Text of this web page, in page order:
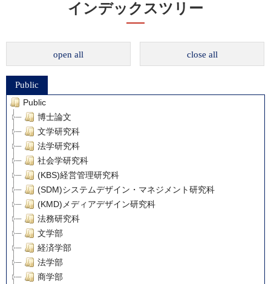
インデックスツリー
open all close all
Public
Public
博士論文
文学研究科
法学研究科
社会学研究科
(KBS)経営管理研究科
(SDM)システムデザイン・マネジメント研究科
(KMD)メディアデザイン研究科
法務研究科
文学部
経済学部
法学部
商学部